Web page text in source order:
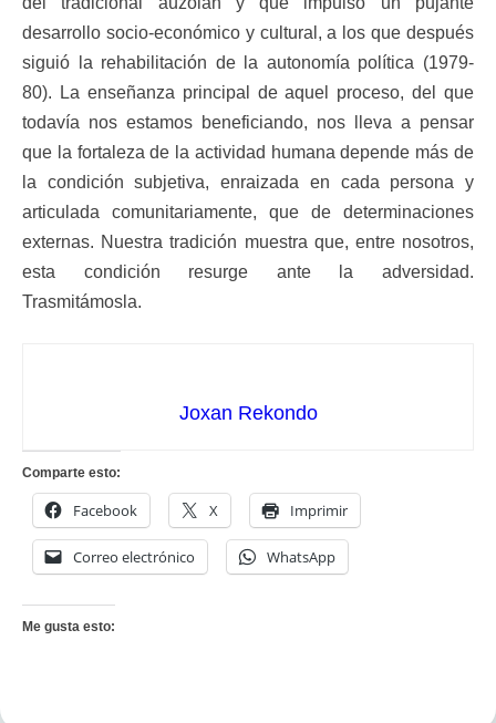
desarrollo socio-económico y cultural, a los que después
siguió la rehabilitación de la autonomía política (1979-
80). La enseñanza principal de aquel proceso, del que
todavía nos estamos beneficiando, nos lleva a pensar
que la fortaleza de la actividad humana depende más de
la condición subjetiva, enraizada en cada persona y
articulada comunitariamente, que de determinaciones
externas. Nuestra tradición muestra que, entre nosotros,
esta condición resurge ante la adversidad.
Trasmitámosla.
Joxan Rekondo
Comparte esto:
Facebook X Imprimir
Correo electrónico WhatsApp
Me gusta esto: